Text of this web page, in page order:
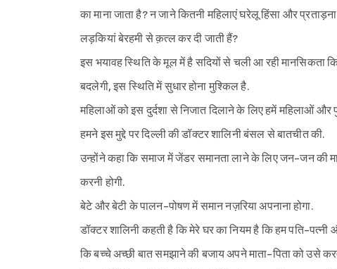
का माना जाता है? न जाने कितनी महिलाएं घरेलू हिंसा और
लड़कियां बेरहमी से क़त्ल कर दी जाती हैं?
इस भयावह स्थिति के मूल में है सदियों से चली आ रही मानसिकता
बदलेगी, इस स्थिति में सुधार होना मुश्किल है.
महिलाओं को इस दुर्दशा से निजात दिलाने के लिए हमें महिलाओं और
हमने इस मुद्दे पर दिल्ली की डॉक्टर शालिनी बंसल से बातचीत की.
उन्होंने कहा कि समाज में जेंडर समानता लाने के लिए जन-जन की
करनी होगी.
बेटे और बेटी के पालन-पोषण में समान नज़रिया अपनाना होगा.
डॉक्टर शालिनी कहती है कि मेरे घर का नियम है कि हम पति-पत्नी
कि बच्चे अच्छी बात समझाने की बजाय अपने माता-पिता को उसे